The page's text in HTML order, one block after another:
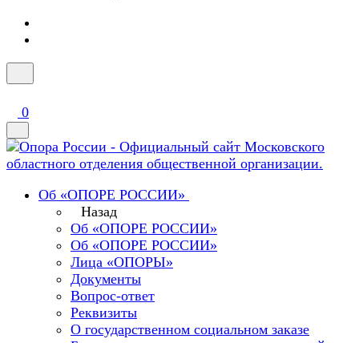
0
Об «ОПОРЕ РОССИИ»
Назад
Об «ОПОРЕ РОССИИ»
Об «ОПОРЕ РОССИИ»
Лица «ОПОРЫ»
Документы
Вопрос-ответ
Реквизиты
О государственном социальном заказе